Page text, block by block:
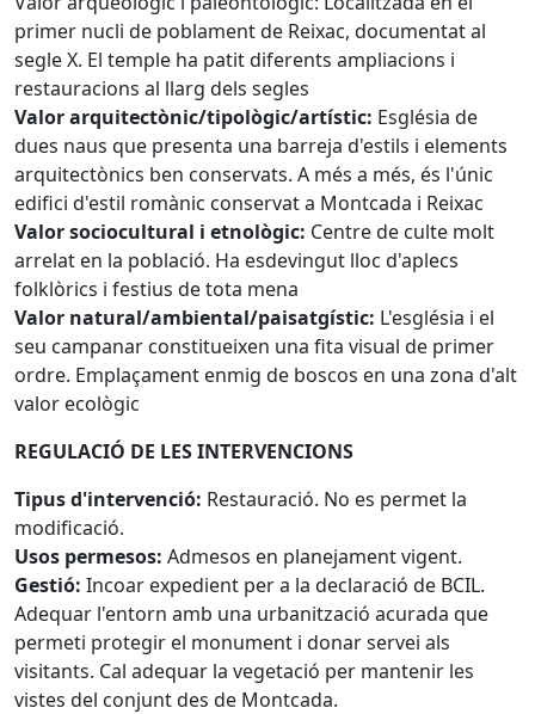
primer nucli de poblament de Reixac, documentat al
segle X. El temple ha patit diferents ampliacions i
restauracions al llarg dels segles
Valor arquitectònic/tipològic/artístic: Església de
dues naus que presenta una barreja d'estils i elements
arquitectònics ben conservats. A més a més, és l'únic
edifici d'estil romànic conservat a Montcada i Reixac
Valor sociocultural i etnològic: Centre de culte molt
arrelat en la població. Ha esdevingut lloc d'aplecs
folklòrics i festius de tota mena
Valor natural/ambiental/paisatgístic: L'església i el
seu campanar constitueixen una fita visual de primer
ordre. Emplaçament enmig de boscos en una zona d'alt
valor ecològic
REGULACIÓ DE LES INTERVENCIONS
Tipus d'intervenció: Restauració. No es permet la
modificació.
Usos permesos: Admesos en planejament vigent.
Gestió: Incoar expedient per a la declaració de BCIL.
Adequar l'entorn amb una urbanització acurada que
permeti protegir el monument i donar servei als
visitants. Cal adequar la vegetació per mantenir les
vistes del conjunt des de Montcada.